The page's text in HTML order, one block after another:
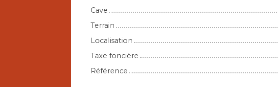
Cave
Terrain
Localisation
Taxe foncière
Référence